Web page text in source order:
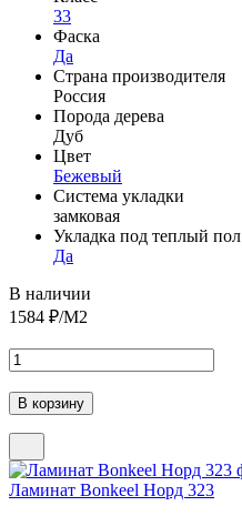
33
Фаска
Да
Страна производителя
Россия
Порода дерева
Дуб
Цвет
Бежевый
Система укладки
замковая
Укладка под теплый пол
Да
В наличии
1584 ₽/М2
Ламинат Bonkeel Норд 323